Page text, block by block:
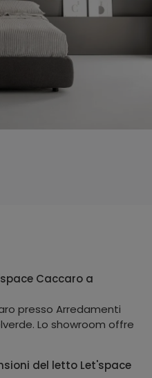
Caccaro a
presso Arredamenti
Lo showroom offre
del letto Let'space